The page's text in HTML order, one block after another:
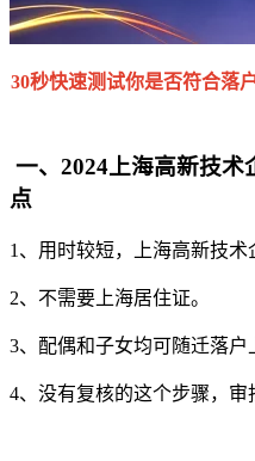
30秒快速测试你是否符合落
一、2024上海高新技
点
1、用时较短，上海高新技术
2、不需要上海居住证。
3、配偶和子女均可随迁落户
4、没有复核的这个步骤，审